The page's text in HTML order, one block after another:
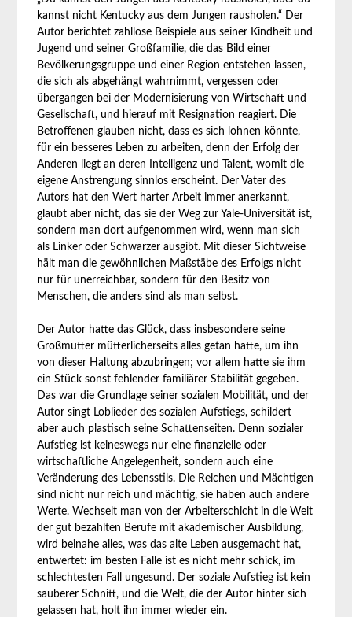
kannst nicht Kentucky aus dem Jungen rausholen.“ Der
Autor berichtet zahllose Beispiele aus seiner Kindheit und
Jugend und seiner Großfamilie, die das Bild einer
Bevölkerungsgruppe und einer Region entstehen lassen,
die sich als abgehängt wahrnimmt, vergessen oder
übergangen bei der Modernisierung von Wirtschaft und
Gesellschaft, und hierauf mit Resignation reagiert. Die
Betroffenen glauben nicht, dass es sich lohnen könnte,
für ein besseres Leben zu arbeiten, denn der Erfolg der
Anderen liegt an deren Intelligenz und Talent, womit die
eigene Anstrengung sinnlos erscheint. Der Vater des
Autors hat den Wert harter Arbeit immer anerkannt,
glaubt aber nicht, das sie der Weg zur Yale-Universität ist,
sondern man dort aufgenommen wird, wenn man sich
als Linker oder Schwarzer ausgibt. Mit dieser Sichtweise
hält man die gewöhnlichen Maßstäbe des Erfolgs nicht
nur für unerreichbar, sondern für den Besitz von
Menschen, die anders sind als man selbst.
Der Autor hatte das Glück, dass insbesondere seine
Großmutter mütterlicherseits alles getan hatte, um ihn
von dieser Haltung abzubringen; vor allem hatte sie ihm
ein Stück sonst fehlender familiärer Stabilität gegeben.
Das war die Grundlage seiner sozialen Mobilität, und der
Autor singt Loblieder des sozialen Aufstiegs, schildert
aber auch plastisch seine Schattenseiten. Denn sozialer
Aufstieg ist keineswegs nur eine finanzielle oder
wirtschaftliche Angelegenheit, sondern auch eine
Veränderung des Lebensstils. Die Reichen und Mächtigen
sind nicht nur reich und mächtig, sie haben auch andere
Werte. Wechselt man von der Arbeiterschicht in die Welt
der gut bezahlten Berufe mit akademischer Ausbildung,
wird beinahe alles, was das alte Leben ausgemacht hat,
entwertet: im besten Falle ist es nicht mehr schick, im
schlechtesten Fall ungesund. Der soziale Aufstieg ist kein
sauberer Schnitt, und die Welt, die der Autor hinter sich
gelassen hat, holt ihn immer wieder ein.